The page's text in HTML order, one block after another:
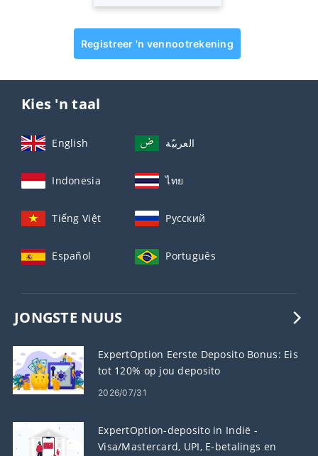
Registreer 'n vennootrekening
Kies 'n taal
English العربيّة
Indonesia ไทย
Tiếng Việt Русский
Español Português
JONGSTE NUUS
ExpertOption Eerste Deposito Bonus: Eis
tot 120% op jou deposito
2026/07/31
ExpertOption-deposito in Indië -
Visa/Mastercard, UPI, E-betalings en